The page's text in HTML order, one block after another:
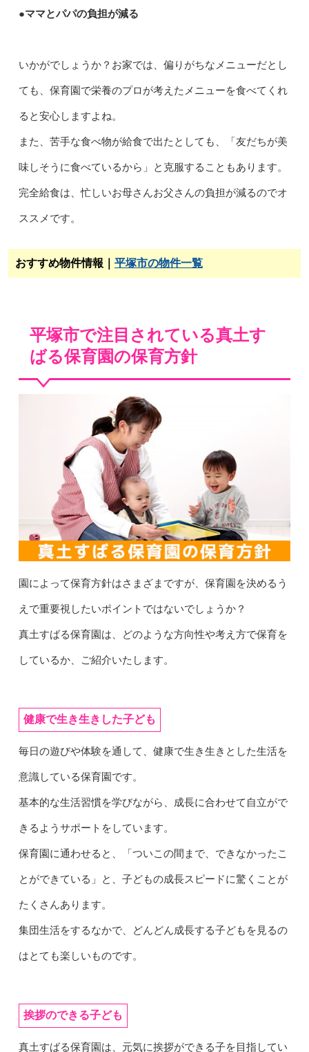
●ママとパパの負担が減る
いかがでしょうか？お家では、偏りがちなメニューだとし
ても、保育園で栄養のプロが考えたメニューを食べてくれ
ると安心しますよね。
また、苦手な食べ物が給食で出たとしても、「友だちが美
味しそうに食べているから」と克服することもあります。
完全給食は、忙しいお母さんお父さんの負担が減るのでオ
ススメです。
おすすめ物件情報｜ 平塚市の物件一覧
平塚市で注目されている真土す
ばる保育園の保育方針
園によって保育方針はさまざまですが、保育園を決めるう
えで重要視したいポイントではないでしょうか？
真土すばる保育園は、どのような方向性や考え方で保育を
しているか、ご紹介いたします。
健康で生き生きした子ども
毎日の遊びや体験を通して、健康で生き生きとした生活を
意識している保育園です。
基本的な生活習慣を学びながら、成長に合わせて自立がで
きるようサポートをしています。
保育園に通わせると、「ついこの間まで、できなかったこ
とができている」と、子どもの成長スピードに驚くことが
たくさんあります。
集団生活をするなかで、どんどん成長する子どもを見るの
はとても楽しいものです。
挨拶のできる子ども
真土すばる保育園は、元気に挨拶ができる子を目指してい